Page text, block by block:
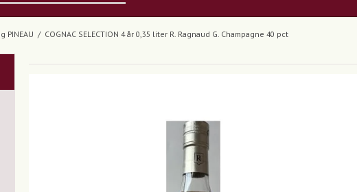
PINEAU / COGNAC SELECTION 4 år 0,35 liter R. Ragnaud G. Champagne 40 pct